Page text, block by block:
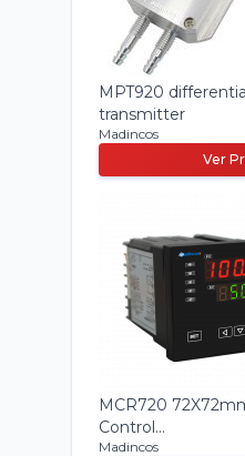
MPT920
transmitter
Madincos
Ver
MCR720
Control...
Madincos